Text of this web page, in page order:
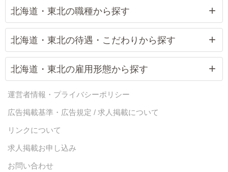
北海道・東北の職種から探す
北海道・東北の待遇・こだわりから探す
北海道・東北の雇用形態から探す
運営者情報・プライバシーポリシー
広告掲載基準・広告規定 / 求人掲載について
リンクについて
求人掲載お申し込み
お問い合わせ